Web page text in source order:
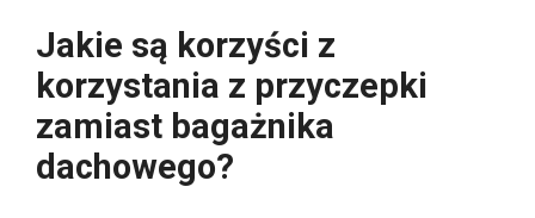
Jakie są korzyści z
korzystania z przyczepki
zamiast bagażnika
dachowego?